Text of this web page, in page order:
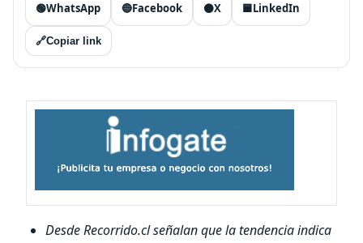
🟢WhatsApp 🔵Facebook ⚫X 🟦LinkedIn
🔗Copiar link
Desde Recorrido.cl señalan que la tendencia indica